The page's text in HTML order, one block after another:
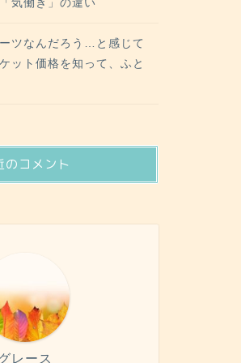
気働き」の違い
ツなんだろう…と感じて
ット価格を知って、ふと
のコメント
グレース